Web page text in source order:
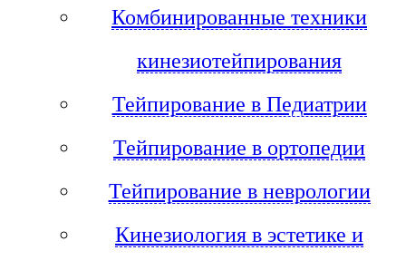
Комбинированные техники
кинезиотейпирования
Тейпирование в Педиатрии
Тейпирование в ортопедии
Тейпирование в неврологии
Кинезиология в эстетике и